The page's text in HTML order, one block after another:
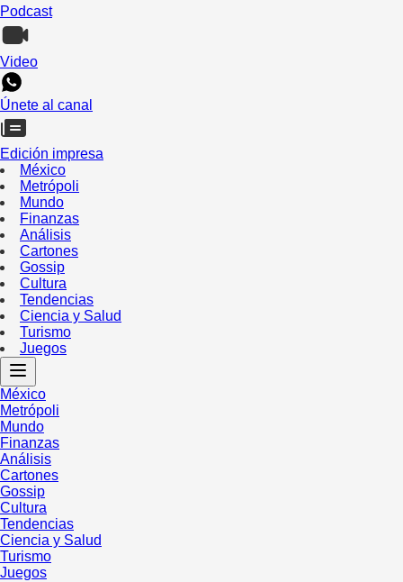
Podcast
Video
Únete al canal
Edición impresa
México
Metrópoli
Mundo
Finanzas
Análisis
Cartones
Gossip
Cultura
Tendencias
Ciencia y Salud
Turismo
Juegos
México
Metrópoli
Mundo
Finanzas
Análisis
Cartones
Gossip
Cultura
Tendencias
Ciencia y Salud
Turismo
Juegos